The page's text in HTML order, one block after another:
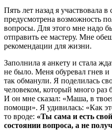
Пять лет назад я участвовала
предусмотрена возможность
вопросы. Для этого мне надо
отправить ее мастеру. Мне
рекомендации для жизни.
Заполнила я анкету и стала
не было. Меня обуревал гнев
так обманули. Я поделилась
человеком, который много раз
И он мне сказал: «Маша, в
помощи». Я удивилась: «Как
то вроде: «Ты сама и есть
состоянии вопроса, а не